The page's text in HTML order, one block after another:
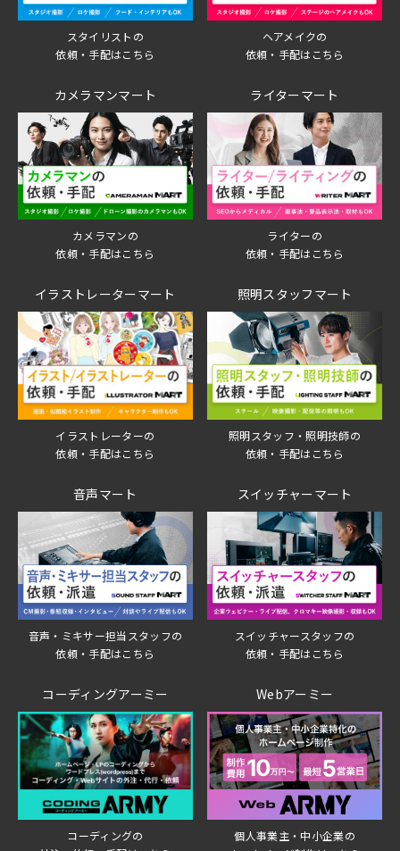
スタイリストの
依頼・手配はこちら
ヘアメイクの
依頼・手配はこちら
カメラマンマート
カメラマンの
依頼・手配はこちら
ライターマート
ライターの
依頼・手配はこちら
イラストレーターマート
イラストレーターの
依頼・手配はこちら
照明スタッフマート
照明スタッフ・照明技師の
依頼・手配はこちら
音声マート
音声・ミキサー担当スタッフの
依頼・手配はこちら
スイッチャーマート
スイッチャースタッフの
依頼・手配はこちら
コーディングアーミー
コーディングの
Webアーミー
個人事業主・中小企業の